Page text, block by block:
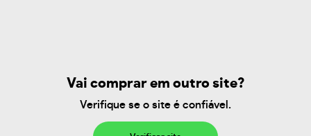
Vai comprar em outro site?
Verifique se o site é confiável.